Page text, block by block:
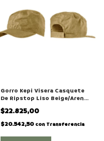
Gorro Kepi Visera Casquete
De Ripstop Liso Beige/Arena
Con Regulador
$22.825,00
$20.542,50 con Transferencia